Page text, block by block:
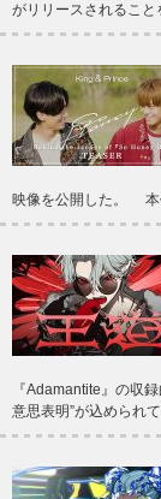
がリリースされるこ
映像を公開した。 本
『Adamantite』の収
意思表明”が込められ